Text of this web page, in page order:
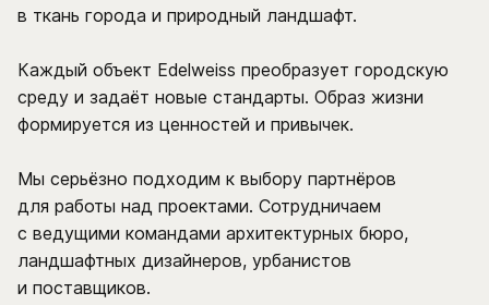
в ткань города и природный ландшафт.
Каждый объект ‎Edelweiss преобразует городскую
среду и задаёт новые стандарты. Образ жизни
формируется из ценностей и привычек.
Мы серьёзно подходим к выбору партнёров
для работы над проектами. Сотрудничаем
с ведущими командами архитектурных бюро,
ландшафтных дизайнеров, урбанистов
и поставщиков.